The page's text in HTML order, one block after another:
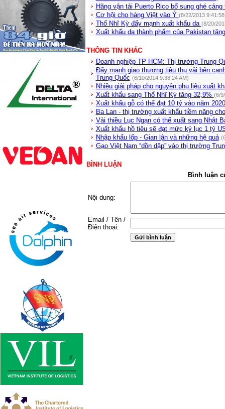
Hãng vận tải Puerto Rico bổ sung ghé
Cơ hội cho hàng Việt vào Ý (8/22/2013 9:41:58
Thổ Nhĩ Kỳ đẩy mạnh xuất khẩu da (8/20/
Xuất khẩu da thành phẩm của Pakistan
THÔNG TIN KHÁC
Doanh nghiệp TP HCM: Thị trường Trung
Đẩy mạnh giao thương tiêu thụ vải bên
Trung Quốc (6/10/2014 9:38:24 AM)
Nhiều giải pháp cho nguyên phụ liệu xuất
Xuất khẩu sang Thổ Nhĩ Kỳ tăng 32,9% (6/
Xuất khẩu gỗ có thể đạt 10 tỷ vào năm
Ba Lan - thị trường xuất khẩu tiềm năng
Vải thiều Lục Ngạn có thể xuất sang Nhật
Xuất khẩu hồ tiêu sẽ đạt mức kỷ lục 1 tỷ
Nhập khẩu lốp - Gian lận và những hệ quả
Gạo Việt Nam “dồn dập” vào thị trường
BÌNH LUẬN
Bình luận
Nội dung:
Email / Tên /
Điện thoại: